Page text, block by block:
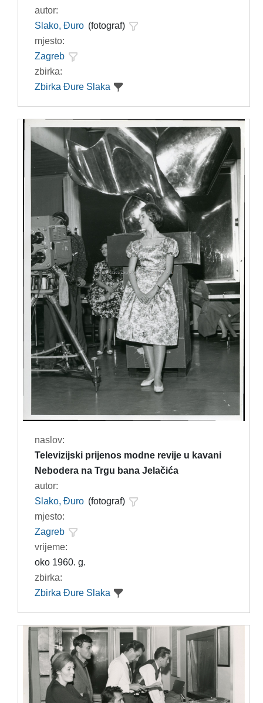
autor:
Slako, Đuro (fotograf)
mjesto:
Zagreb
zbirka:
Zbirka Đure Slaka
naslov:
Televizijski prijenos modne revije u kavani
Nebodera na Trgu bana Jelačića
autor:
Slako, Đuro (fotograf)
mjesto:
Zagreb
vrijeme:
oko 1960. g.
zbirka:
Zbirka Đure Slaka